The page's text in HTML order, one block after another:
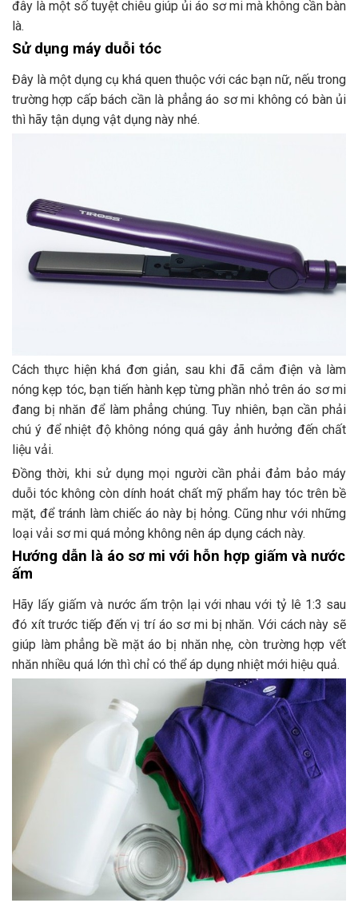
đây là một số tuyệt chiêu giúp ủi áo sơ mi mà không cần bàn
là.
Sử dụng máy duỗi tóc
Đây là một dụng cụ khá quen thuộc với các bạn nữ, nếu trong
trường hợp cấp bách cần là phẳng áo sơ mi không có bàn ủi
thì hãy tận dụng vật dụng này nhé.
Cách thực hiện khá đơn giản, sau khi đã cắm điện và làm
nóng kẹp tóc, bạn tiến hành kẹp từng phần nhỏ trên áo sơ mi
đang bị nhăn để làm phẳng chúng. Tuy nhiên, bạn cần phải
chú ý để nhiệt độ không nóng quá gây ảnh hưởng đến chất
liệu vải.
Đồng thời, khi sử dụng mọi người cần phải đảm bảo máy
duỗi tóc không còn dính hoát chất mỹ phẩm hay tóc trên bề
mặt, để tránh làm chiếc áo này bị hỏng. Cũng như với những
loại vải sơ mi quá mỏng không nên áp dụng cách này.
Hướng dẫn là áo sơ mi với hỗn hợp giấm và nước
ấm
Hãy lấy giấm và nước ấm trộn lại với nhau với tỷ lê 1:3 sau
đó xít trước tiếp đến vị trí áo sơ mi bị nhăn. Với cách này sẽ
giúp làm phẳng bề mặt áo bị nhăn nhẹ, còn trường hợp vết
nhăn nhiều quá lớn thì chỉ có thể áp dụng nhiệt mới hiệu quả.